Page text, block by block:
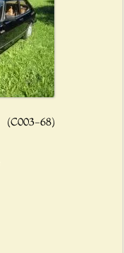
(C003-68)